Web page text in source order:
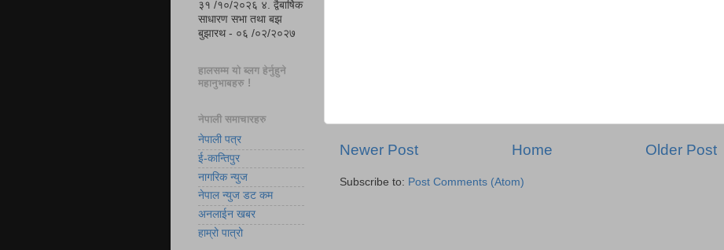
Newer Post Older Post
Home
Subscribe to: Post Comments (Atom)
३१ /१०/२०२६ ४. द्वैबार्षिक
साधारण सभा तथा बझ
बुझारथ - ०६ /०२/२०२७
हालसम्म यो ब्लग हेर्नुहुने
महानुभाबहरु !
नेपाली समाचारहरु
नेपाली पत्र
ई-कान्तिपुर
नागरिक न्युज
नेपाल न्युज डट कम
अनलाईन खबर
हाम्रो पात्रो